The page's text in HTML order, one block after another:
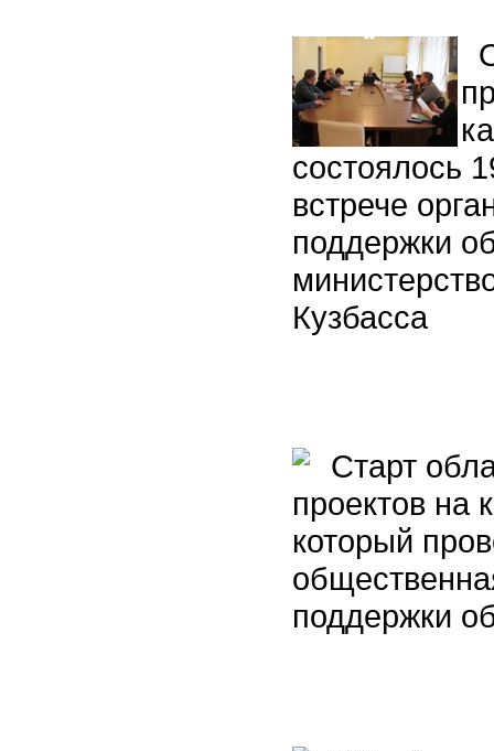
состоялось
встрече
поддержки
Кузбасса
Cтарт
проектов на
который
поддержки